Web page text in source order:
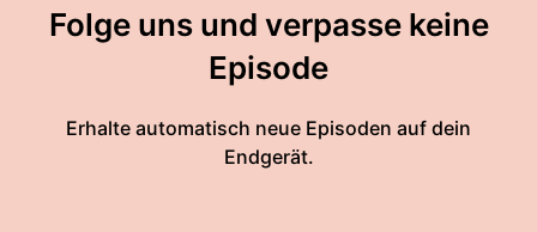
Folge uns und verpasse keine
Episode
Erhalte automatisch neue Episoden auf dein
Endgerät.